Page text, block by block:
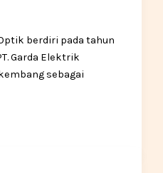
berdiri pada tahun
Garda Elektrik
sebagai